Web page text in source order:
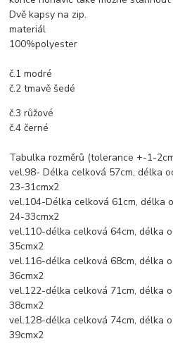
Dvě kapsy na zip.
materiál
100%polyester
č.1 modré
č.2 tmavě šedé
č.3 růžové
č.4 černé
Tabulka rozměrů (tolerance +-1-
vel.98- Délka celková 57cm, délka
23-31cmx2
vel.104-Délka celková 61cm, délka
24-33cmx2
vel.110-délka celková 64cm, délka
35cmx2
vel.116-délka celková 68cm, délka
36cmx2
vel.122-délka celková 71cm, délka
38cmx2
vel.128-délka celková 74cm, délka
39cmx2